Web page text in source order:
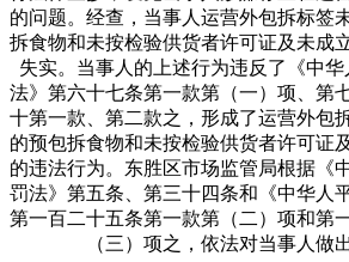
的问题。经查，当事人运营外包拆标签
拆食物和未按检验供货者许可证及未成
失实。当事人的上述行为违反了《中
法》第六十七条第一款第（一）项、第
十第一款、第二款之，形成了运营外包
的预包拆食物和未按检验供货者许可证
的违法行为。东胜区市场监管局根据《
罚法》第五条、第三十四条和《中华人
第一百二十五条第一款第（二）项和第
（三）项之，依法对当事人做